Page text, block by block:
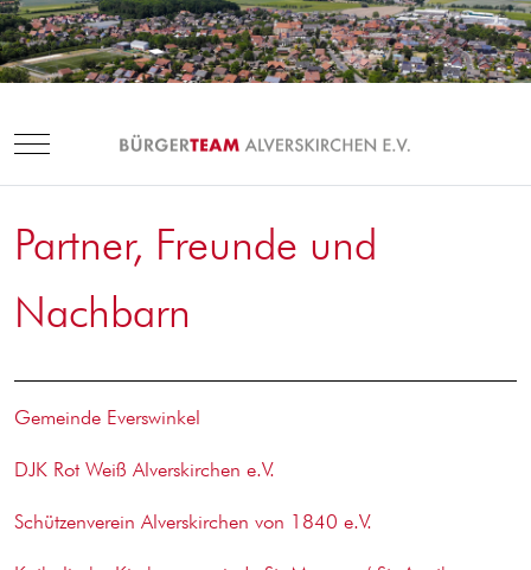
Mobile Menu Toggle
Partner, Freunde und
Nachbarn
Gemeinde Everswinkel
DJK Rot Weiß Alverskirchen e.V.
Schützenverein Alverskirchen von 1840 e.V.